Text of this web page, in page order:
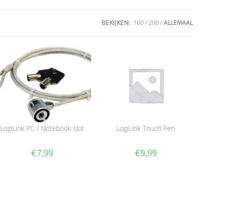
BEKIJKEN: 100 200 ALLEMAAL
LogiLink PC / Notebook slot
€7,99
LogiLink Touch Pen
€9,99